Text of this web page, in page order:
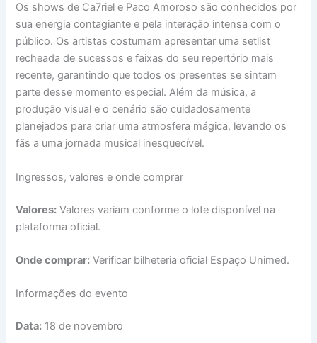
Os shows de Ca7riel e Paco Amoroso são conhecidos por
sua energia contagiante e pela interação intensa com o
público. Os artistas costumam apresentar uma setlist
recheada de sucessos e faixas do seu repertório mais
recente, garantindo que todos os presentes se sintam
parte desse momento especial. Além da música, a
produção visual e o cenário são cuidadosamente
planejados para criar uma atmosfera mágica, levando os
fãs a uma jornada musical inesquecível.
Ingressos, valores e onde comprar
Valores: Valores variam conforme o lote disponível na
plataforma oficial.
Onde comprar: Verificar bilheteria oficial Espaço Unimed.
Informações do evento
Data: 18 de novembro